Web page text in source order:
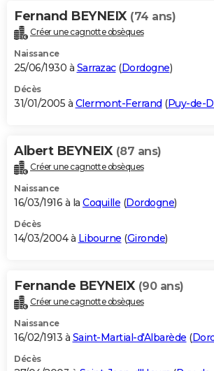
Fernand BEYNEIX (74 ans)
Créer une cagnotte obsèques
Naissance
25/06/1930 à Sarrazac(Dordogne)
Décès
31/01/2005 à Clermont-Ferrand (Puy-de-
Albert BEYNEIX (87 ans)
Créer une cagnotte obsèques
Naissance
16/03/1916 à la Coquille (Dordogne)
Décès
14/03/2004 à Libourne (Gironde)
Fernande BEYNEIX (90 ans)
Créer une cagnotte obsèques
Naissance
16/02/1913 à Saint-Martial-d'Albarède (
Décès